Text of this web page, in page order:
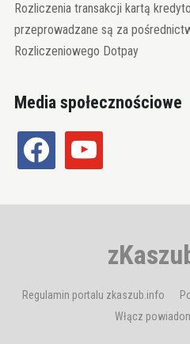
Rozliczenia transakcji kartą
przeprowadzane są za
Rozliczeniowego Dotpay
Media społecznościowe
facebook youtube
Regulamin portalu zkaszub.info
Włącz